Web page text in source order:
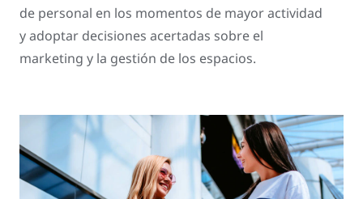
de personal en los momentos de mayor actividad
y adoptar decisiones acertadas sobre el
marketing y la gestión de los espacios.